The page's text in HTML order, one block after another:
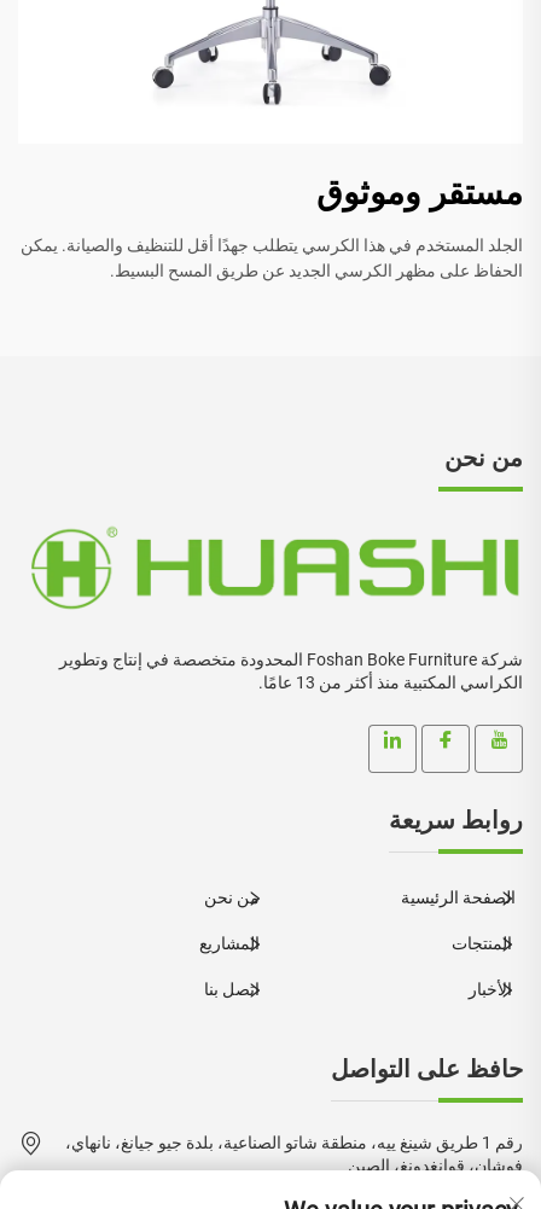
مستقر وموثوق
الجلد المستخدم في هذا الكرسي يتطلب جهدًا أقل للتنظيف والصيانة. يمكن
الحفاظ على مظهر الكرسي الجديد عن طريق المسح البسيط.
من نحن
شركة Foshan Boke Furniture المحدودة متخصصة في إنتاج وتطوير
الكراسي المكتبية منذ أكثر من 13 عامًا.
روابط سريعة
الصفحة الرئيسية من نحن
المنتجات المشاريع
الأخبار اتصل بنا
حافظ على التواصل
رقم 1 طريق شينغ ييه، منطقة شاتو الصناعية، بلدة جيو جيانغ، نانهاي،
فوشان، قوانغدونغ، الصين